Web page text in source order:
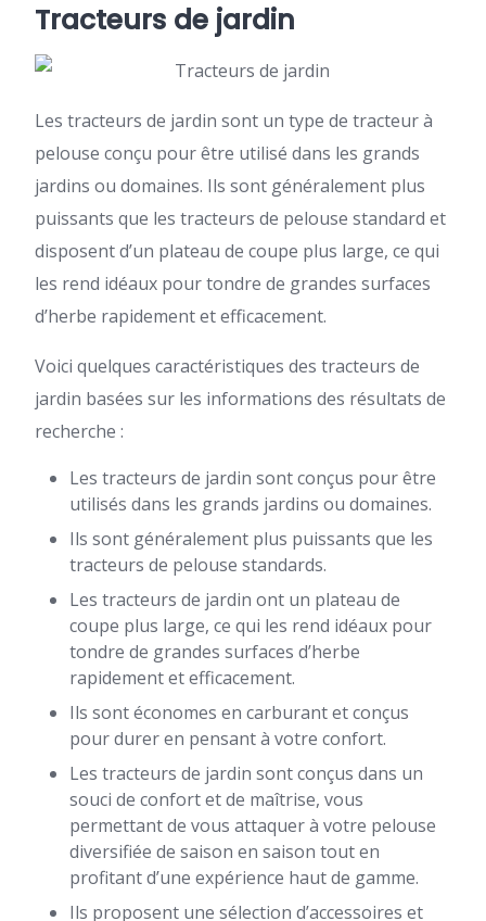
Tracteurs de jardin
Les tracteurs de jardin sont un type de tracteur à
pelouse conçu pour être utilisé dans les grands
jardins ou domaines. Ils sont généralement plus
puissants que les tracteurs de pelouse standard et
disposent d’un plateau de coupe plus large, ce qui
les rend idéaux pour tondre de grandes surfaces
d’herbe rapidement et efficacement.
Voici quelques caractéristiques des tracteurs de
jardin basées sur les informations des résultats de
recherche :
Les tracteurs de jardin sont conçus pour être
utilisés dans les grands jardins ou domaines.
Ils sont généralement plus puissants que les
tracteurs de pelouse standards.
Les tracteurs de jardin ont un plateau de
coupe plus large, ce qui les rend idéaux pour
tondre de grandes surfaces d’herbe
rapidement et efficacement.
Ils sont économes en carburant et conçus
pour durer en pensant à votre confort.
Les tracteurs de jardin sont conçus dans un
souci de confort et de maîtrise, vous
permettant de vous attaquer à votre pelouse
diversifiée de saison en saison tout en
profitant d’une expérience haut de gamme.
Ils proposent une sélection d’accessoires et